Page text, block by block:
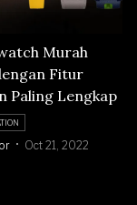
Murah
Fitur
Paling Lengkap
Oct 21, 2022